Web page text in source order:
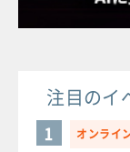
注目のイ
オンライ
1